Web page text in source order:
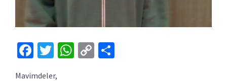
Facebook
Twitter
WhatsApp
Copy
Mavimdeler,